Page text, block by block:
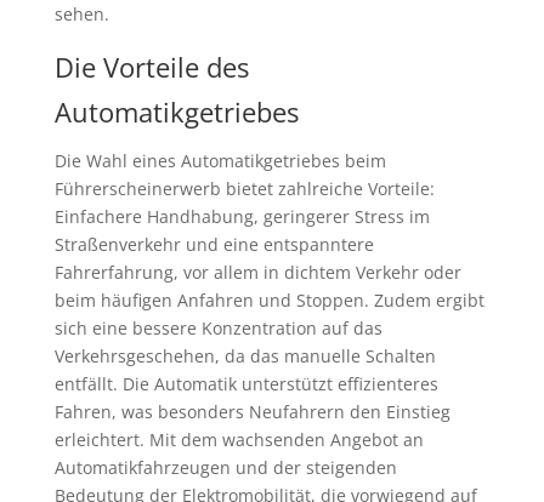
sehen.
Die Vorteile des
Automatikgetriebes
Die Wahl eines Automatikgetriebes beim
Führerscheinerwerb bietet zahlreiche Vorteile:
Einfachere Handhabung, geringerer Stress im
Straßenverkehr und eine entspanntere
Fahrerfahrung, vor allem in dichtem Verkehr oder
beim häufigen Anfahren und Stoppen. Zudem ergibt
sich eine bessere Konzentration auf das
Verkehrsgeschehen, da das manuelle Schalten
entfällt. Die Automatik unterstützt effizienteres
Fahren, was besonders Neufahrern den Einstieg
erleichtert. Mit dem wachsenden Angebot an
Automatikfahrzeugen und der steigenden
Bedeutung der Elektromobilität, die vorwiegend auf